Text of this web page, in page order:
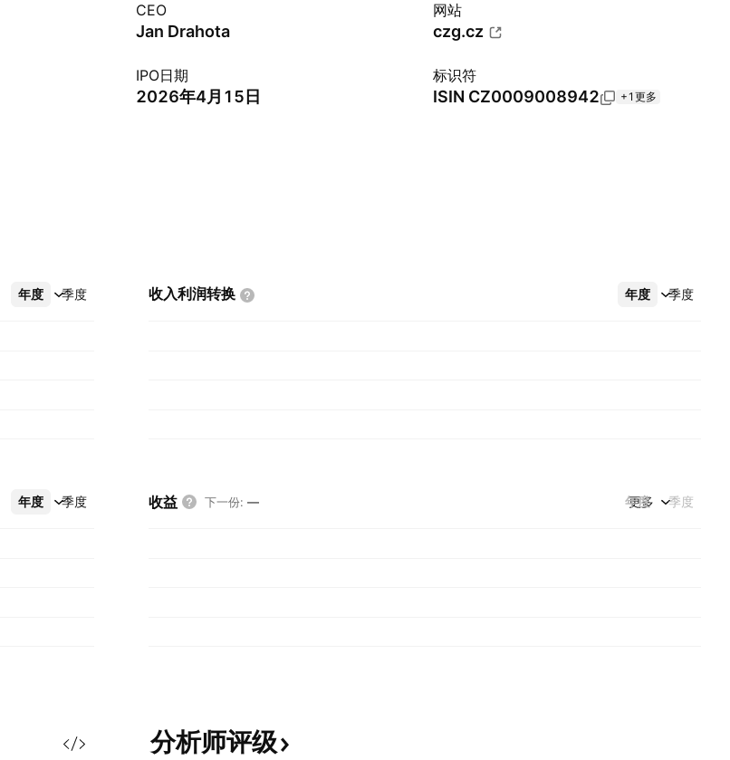
CEO
Jan Drahota
网站
czg.cz
IPO日期
2026年4月15日
标识符
ISIN CZ0009008942 +1更多
年度 季度
更多 收入利润转换 年度 季度
更多
年度 季度
更多 收益 下一份: — 年度 季度
更多
分析师评级